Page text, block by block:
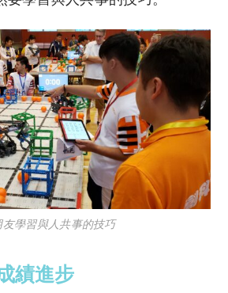
友學習與人共事的技巧
績進步